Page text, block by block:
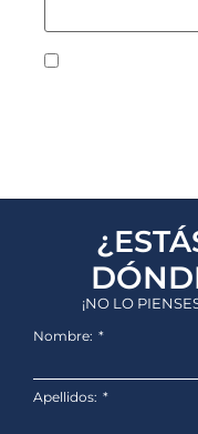
¡NO LO
Nombre:
Apellidos: